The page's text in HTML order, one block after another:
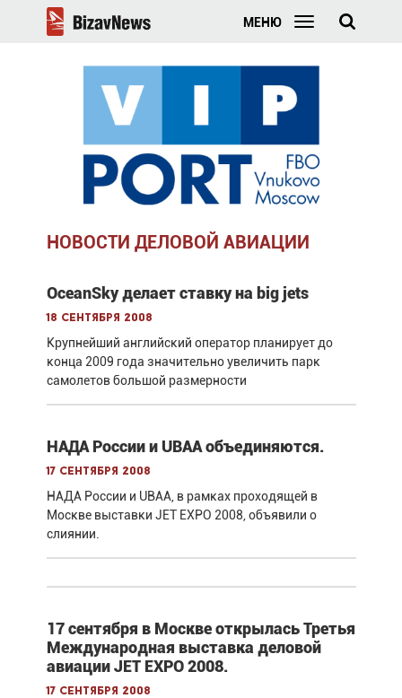
МЕНЮ
НОВОСТИ ДЕЛОВОЙ АВИАЦИИ
OceanSky делает ставку на big jets
18 сентября 2008
Крупнейший английский оператор планирует до
конца 2009 года значительно увеличить парк
самолетов большой размерности
НАДА России и UBAA объединяются.
17 сентября 2008
НАДА России и UBAA, в рамках проходящей в
Москве выставки JET EXPO 2008, объявили о
слиянии.
17 сентября в Москве открылась Третья
Международная выставка деловой
авиации JET EXPO 2008.
17 сентября 2008